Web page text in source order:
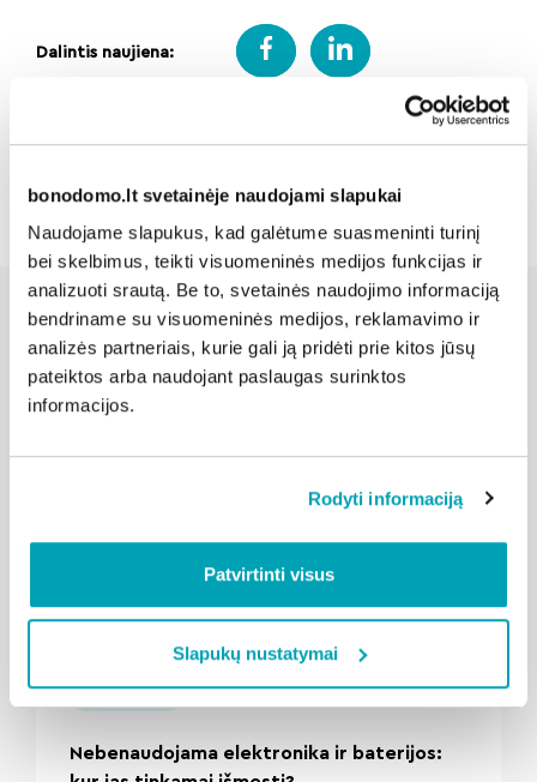
bonodomo.lt svetainėje naudojami slapukai
Naudojame slapukus, kad galėtume suasmeninti turinį
bei skelbimus, teikti visuomeninės medijos funkcijas ir
analizuoti srautą. Be to, svetainės naudojimo informaciją
bendriname su visuomeninės medijos, reklamavimo ir
analizės partneriais, kurie gali ją pridėti prie kitos jūsų
pateiktos arba naudojant paslaugas surinktos
informacijos.
Rodyti informaciją
Patvirtinti visus
Slapukų nustatymai
Dalintis naujiena:
Susijusios naujienos
" loading="lazy"/>
Kalba Šilutė 2026-08-06
Nebenaudojama elektronika ir baterijos: